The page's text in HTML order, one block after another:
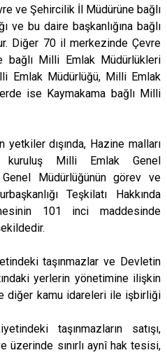
ve Şehircilik İl Müdürüne bağlı
ve bu daire başkanlığına bağlı
Diğer 70 il merkezinde Çevre
bağlı Milli Emlak Müdürlükleri
Emlak Müdürlüğü, Milli Emlak
ise Kaymakama bağlı Milli
dışında, Hazine malları
kuruluş Milli Emlak Genel
Müdürlüğünün görev ve
Teşkilatı Hakkında
101 inci maddesinde
taşınmazlar ve Devletin
yerlerin yönetimine ilişkin
diğer kamu idareleri ile işbirliği
taşınmazların satışı,
üzerinde sınırlı aynî hak tesisi,